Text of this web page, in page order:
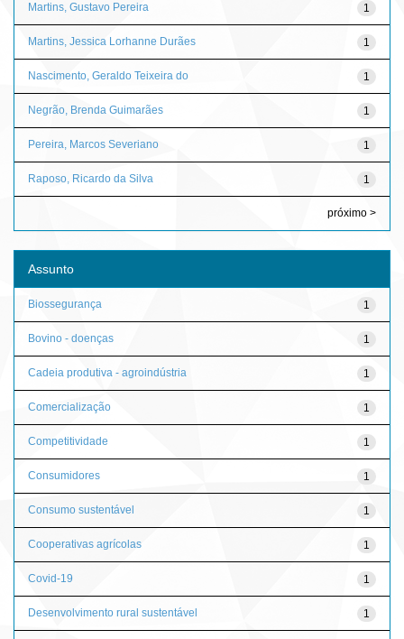
1
Martins, Gustavo Pereira
1
Martins, Jessica Lorhanne Durães
1
Nascimento, Geraldo Teixeira do
1
Negrão, Brenda Guimarães
1
Pereira, Marcos Severiano
1
Raposo, Ricardo da Silva
próximo >
Assunto
1
Biossegurança
1
Bovino - doenças
1
Cadeia produtiva - agroindústria
1
Comercialização
1
Competitividade
1
Consumidores
1
Consumo sustentável
1
Cooperativas agrícolas
1
Covid-19
1
Desenvolvimento rural sustentável